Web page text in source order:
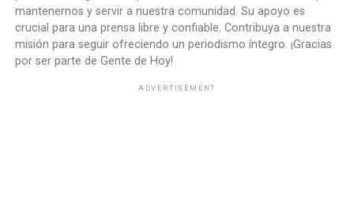
mantenernos y servir a nuestra comunidad. Su apoyo es
crucial para una prensa libre y confiable. Contribuya a nuestra
misión para seguir ofreciendo un periodismo íntegro. ¡Gracias
por ser parte de Gente de Hoy!
ADVERTISEMENT